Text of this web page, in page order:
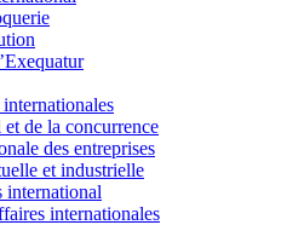
de la concurrence
des entreprises
et industrielle
international
internationales